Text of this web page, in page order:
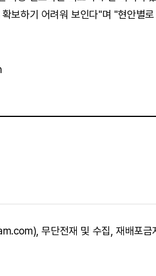
보하기 어려워 보인다"며 "현안별
무단전재 및 수집, 재배포금